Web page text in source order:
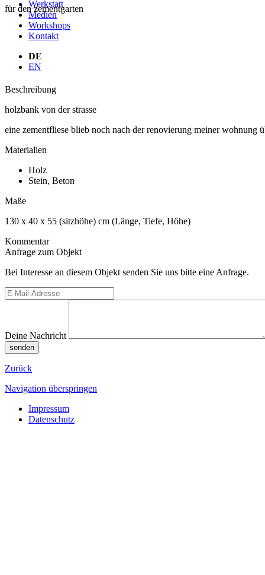
Werkstatt
Medien
Workshops
Kontakt
DE
EN
für den zementgarten
Beschreibung
holzbank von der strasse
eine zementfliese blieb noch nach der renovierung meiner wohnung
Materialien
Holz
Stein, Beton
Maße
130 x 40 x 55 (sitzhöhe) cm (Länge, Tiefe, Höhe)
Kommentar
Anfrage zum Objekt
Bei Interesse an diesem Objekt senden Sie uns bitte eine Anfrage.
Deine Nachricht
senden
Zurück
Navigation überspringen
Impressum
Datenschutz